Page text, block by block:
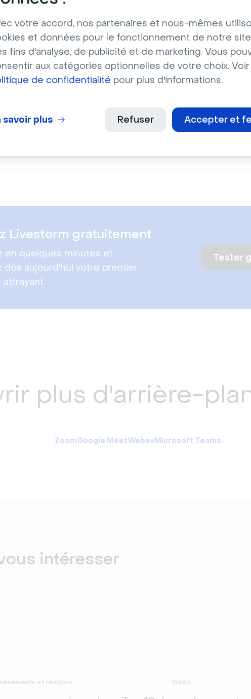
votre accord, nos partenaires et nous-mêmes
et données pour le fonctionnement de notre site
fins d'analyse, de publicité et de marketing. Vous
aux catégories optionnelles de votre choix.
de confidentialité pour plus d'informations.
Accepter et
Refuser
savoir plus
Bureaux
Salon bleu d'inspiration
caribéenne
Bureaux
Salle de conférence
table en bois
En savoir plus
Livestorm gratuitement
en quelques minutes et
dès aujourd'hui votre premier
attrayant.
Tester
plus d'arrière-
ZoomGoogle MeetWebexMicrosoft Teams
intéresser
et réunions Vidéo